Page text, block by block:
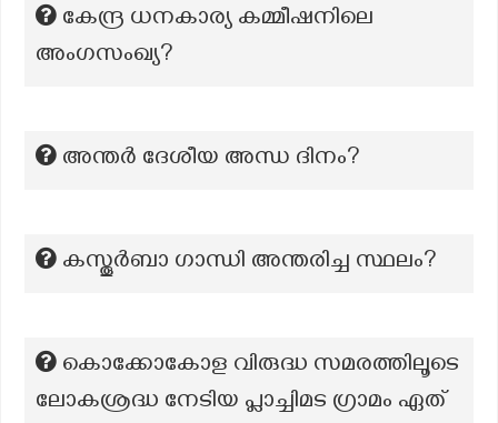
കേന്ദ്ര ധനകാര്യ കമ്മീഷനിലെ
അംഗസംഖ്യ?
അന്തർ ദേശീയ അന്ധ ദിനം?
കസ്തൂർബാ ഗാന്ധി അന്തരിച്ച സ്ഥലം?
കൊക്കോകോള വിരുദ്ധ സമരത്തിലൂടെ
ലോകശ്രദ്ധ നേടിയ പ്ലാച്ചിമട ഗ്രാമം ഏത്